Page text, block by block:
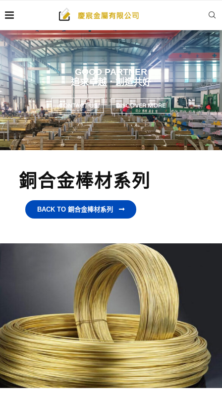
GOOD PARTNER
追求卓越．創造共好
CONTACT US DISCOVER MORE
銅合金棒材系列
BACK TO 銅合金棒材系列